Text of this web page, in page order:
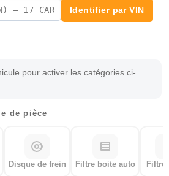
Identifier par VIN
pour activer les catégories ci-
de pièce
Disque de frein Filtre boite auto